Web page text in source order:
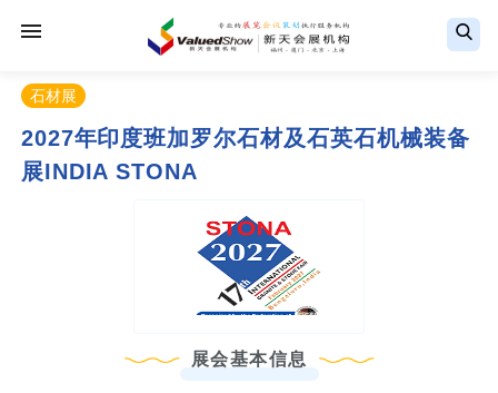
石材展
2027年印度班加罗尔石材及石英石机械装备
展INDIA STONA
展会基本信息